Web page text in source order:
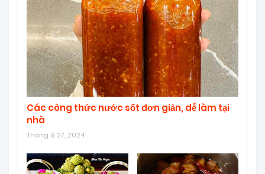
Các công thức nước sốt đơn giản, dễ làm tại
nhà
Tháng 9 27, 2024